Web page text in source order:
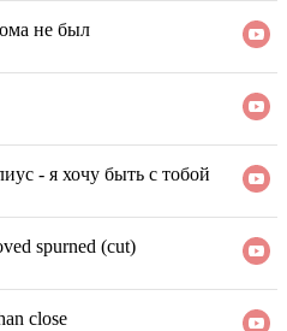
не был
- я хочу быть с тобой
spurned (cut)
close